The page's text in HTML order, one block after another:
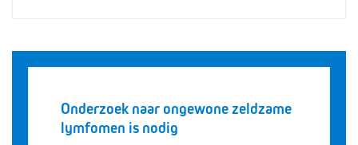
Onderzoek naar ongewone zeldzame
lymfomen is nodig